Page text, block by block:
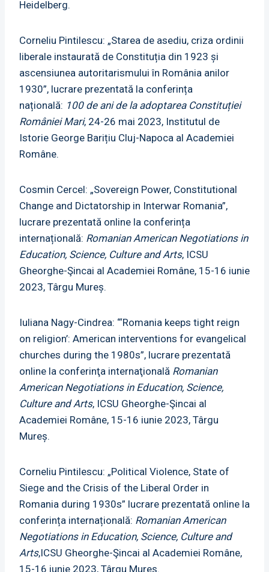
Heidelberg.
Corneliu Pintilescu: „Starea de asediu, criza ordinii
liberale instaurată de Constituția din 1923 și
ascensiunea autoritarismului în România anilor
1930”, lucrare prezentată la conferința
națională: 100 de ani de la adoptarea Constituției
României Mari, 24-26 mai 2023, Institutul de
Istorie George Barițiu Cluj-Napoca al Academiei
Române.
Cosmin Cercel: „Sovereign Power, Constitutional
Change and Dictatorship in Interwar Romania”,
lucrare prezentată online la conferința
internațională: Romanian American Negotiations in
Education, Science, Culture and Arts, ICSU
Gheorghe-Şincai al Academiei Române, 15-16 iunie
2023, Târgu Mureș.
Iuliana Nagy-Cindrea: “‘Romania keeps tight reign
on religion’: American interventions for evangelical
churches during the 1980s”, lucrare prezentată
online la conferinţa internaţională Romanian
American Negotiations in Education, Science,
Culture and Arts, ICSU Gheorghe-Şincai al
Academiei Române, 15-16 iunie 2023, Târgu
Mureș.
Corneliu Pintilescu: „Political Violence, State of
Siege and the Crisis of the Liberal Order in
Romania during 1930s” lucrare prezentată online la
conferința internațională: Romanian American
Negotiations in Education, Science, Culture and
Arts,ICSU Gheorghe-Şincai al Academiei Române,
15-16 iunie 2023, Târgu Mureș.